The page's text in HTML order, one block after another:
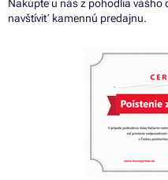
Nakúpte u nás z pohodlia
navštíviť kamennú predajnu.